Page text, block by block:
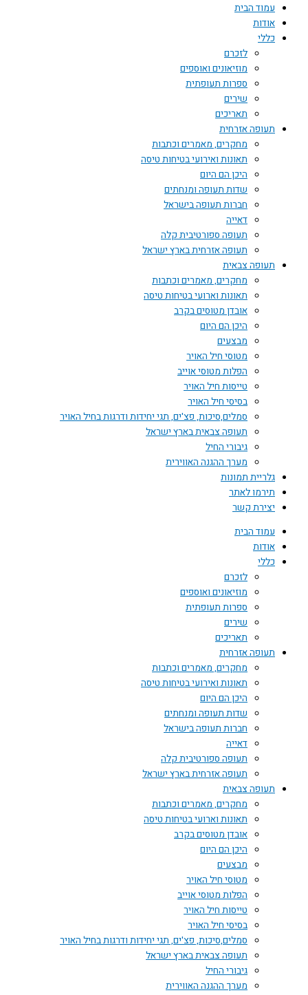
עמוד הבית
אודות
כללי
לזכרם
מוזיאונים ואוספים
ספרות תעופתית
שירים
תאריכים
תעופה אזרחית
מחקרים, מאמרים וכתבות
תאונות ואירועי בטיחות טיסה
היכן הם היום
שדות תעופה ומנחתים
חברות תעופה בישראל
דאייה
תעופה ספורטיבית קלה
תעופה אזרחית בארץ ישראל
תעופה צבאית
מחקרים, מאמרים וכתבות
תאונות וארועי בטיחות טיסה
אובדן מטוסים בקרב
היכן הם היום
מבצעים
מטוסי חיל האויר
הפלות מטוסי אוייב
טייסות חיל האויר
בסיסי חיל האויר
סמלים,סיכות, פצ'ים, תגי יחידות ודרגות בחיל האויר
תעופה צבאית בארץ ישראל
גיבורי החיל
מערך ההגנה האווירית
גלריית תמונות
תירמו לאתר
יצירת קשר
עמוד הבית
אודות
כללי
לזכרם
מוזיאונים ואוספים
ספרות תעופתית
שירים
תאריכים
תעופה אזרחית
מחקרים, מאמרים וכתבות
תאונות ואירועי בטיחות טיסה
היכן הם היום
שדות תעופה ומנחתים
חברות תעופה בישראל
דאייה
תעופה ספורטיבית קלה
תעופה אזרחית בארץ ישראל
תעופה צבאית
מחקרים, מאמרים וכתבות
תאונות וארועי בטיחות טיסה
אובדן מטוסים בקרב
היכן הם היום
מבצעים
מטוסי חיל האויר
הפלות מטוסי אוייב
טייסות חיל האויר
בסיסי חיל האויר
סמלים,סיכות, פצ'ים, תגי יחידות ודרגות בחיל האויר
תעופה צבאית בארץ ישראל
גיבורי החיל
מערך ההגנה האווירית